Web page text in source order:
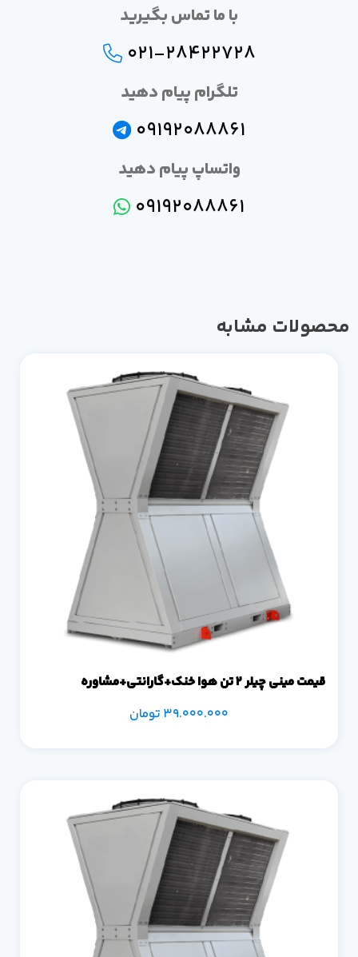
با ما تماس بگیرید
021-28422728
تلگرام پیام دهید
09192088861
واتساپ پیام دهید
09192088861
مشابه
قیمت مینی چیلر 2 تن هوا خنک+گارانتی+مشاوره
39.000.000تومان